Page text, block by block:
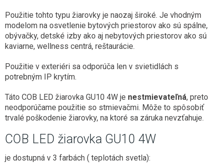
Použitie tohto typu žiarovky je naozaj široké. Je vhodným
modelom na osvetlenie bytových priestorov ako sú spálne,
obývačky, detské izby ako aj nebytových priestorov ako sú
kaviarne, wellness centrá, reštaurácie.
Použitie v exteriéri sa odporúča len v svietidlách s
potrebným IP krytím.
Táto COB LED žiarovka GU10 4W je nestmievateľná, preto
neodporúčame použitie so stmievačmi. Môže to spôsobiť
trvalé poškodenie žiarovky, na ktoré sa záruka nevzťahuje.
COB LED žiarovka GU10 4W
je dostupná v 3 farbách ( teplotách svetla):